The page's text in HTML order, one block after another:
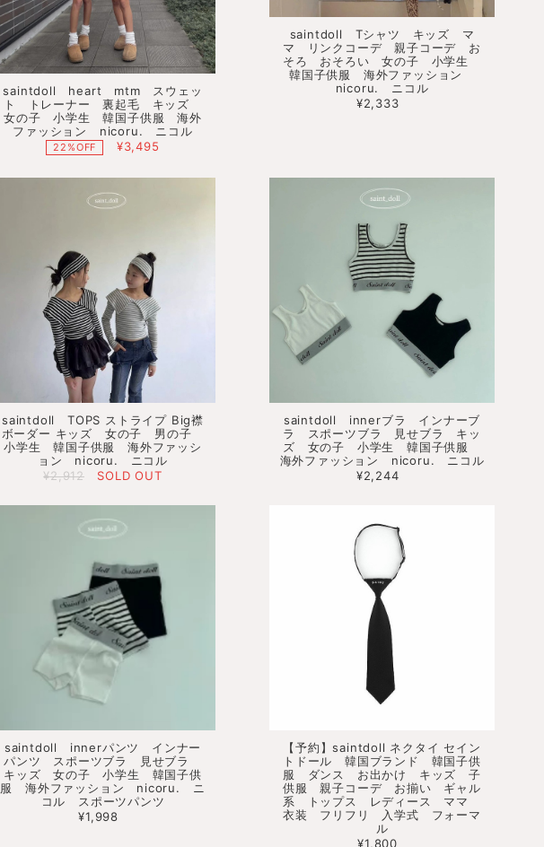
saintdoll heart mtm スウェッ
ト トレーナー 裏起毛 キッズ
女の子 小学生 韓国子供服 海外
ファッション nicoru. ニコル
22%OFF ¥3,495
saintdoll Tシャツ キッズ マ
マ リンクコーデ 親子コーデ お
そろ おそろい 女の子 小学生
韓国子供服 海外ファッション
nicoru. ニコル
¥2,333
saintdoll TOPS ストライプ Big襟
ボーダー キッズ 女の子 男の子
小学生 韓国子供服 海外ファッシ
ョン nicoru. ニコル
¥2,912
SOLD OUT
saintdoll innerブラ インナーブ
ラ スポーツブラ 見せブラ キッ
ズ 女の子 小学生 韓国子供服
海外ファッション nicoru. ニコル
¥2,244
saintdoll innerパンツ インナー
パンツ スポーツブラ 見せブラ
キッズ 女の子 小学生 韓国子供
服 海外ファッション nicoru. ニ
コル スポーツパンツ
¥1,998
【予約】saintdoll ネクタイ セイン
トドール 韓国ブランド 韓国子供
服 ダンス お出かけ キッズ 子
供服 親子コーデ お揃い ギャル
系 トップス レディース ママ
衣装 フリフリ 入学式 フォーマ
ル
¥1,800